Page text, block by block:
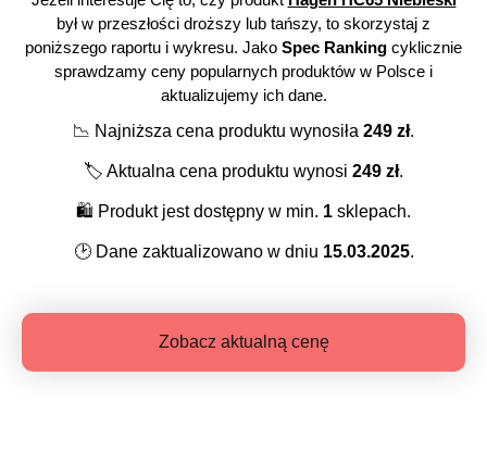
był w przeszłości droższy lub tańszy, to skorzystaj z
poniższego raportu i wykresu. Jako Spec Ranking cyklicznie
sprawdzamy ceny popularnych produktów w Polsce i
aktualizujemy ich dane.
📉 Najniższa cena produktu wynosiła 249 zł.
🏷️ Aktualna cena produktu wynosi 249 zł.
🛍️ Produkt jest dostępny w min. 1 sklepach.
🕑Dane zaktualizowano w dniu 15.03.2025.
Zobacz aktualną cenę